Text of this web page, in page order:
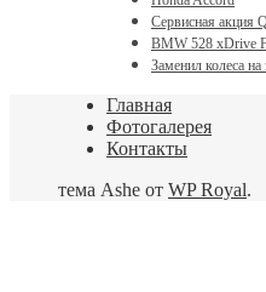
Сервисная акция
BMW 528 xDrive
Заменил колеса
Главная
Фотогалерея
Контакты
тема Ashe от WP Royal.